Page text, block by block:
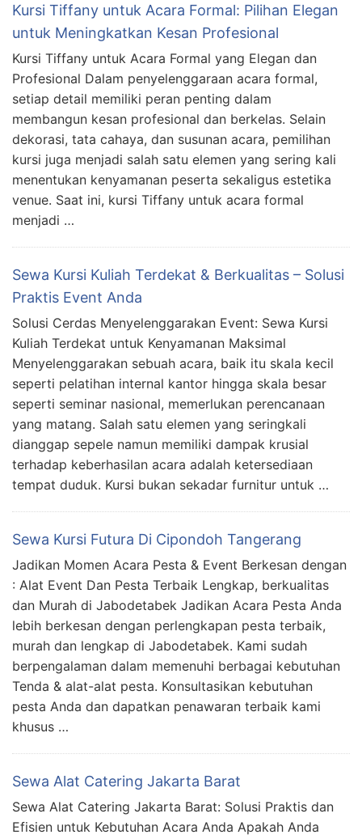
Kursi Tiffany untuk Acara Formal: Pilihan Elegan
untuk Meningkatkan Kesan Profesional
Kursi Tiffany untuk Acara Formal yang Elegan dan
Profesional Dalam penyelenggaraan acara formal,
setiap detail memiliki peran penting dalam
membangun kesan profesional dan berkelas. Selain
dekorasi, tata cahaya, dan susunan acara, pemilihan
kursi juga menjadi salah satu elemen yang sering kali
menentukan kenyamanan peserta sekaligus estetika
venue. Saat ini, kursi Tiffany untuk acara formal
menjadi …
Sewa Kursi Kuliah Terdekat & Berkualitas – Solusi
Praktis Event Anda
Solusi Cerdas Menyelenggarakan Event: Sewa Kursi
Kuliah Terdekat untuk Kenyamanan Maksimal
Menyelenggarakan sebuah acara, baik itu skala kecil
seperti pelatihan internal kantor hingga skala besar
seperti seminar nasional, memerlukan perencanaan
yang matang. Salah satu elemen yang seringkali
dianggap sepele namun memiliki dampak krusial
terhadap keberhasilan acara adalah ketersediaan
tempat duduk. Kursi bukan sekadar furnitur untuk …
Sewa Kursi Futura Di Cipondoh Tangerang
Jadikan Momen Acara Pesta & Event Berkesan dengan
: Alat Event Dan Pesta Terbaik Lengkap, berkualitas
dan Murah di Jabodetabek Jadikan Acara Pesta Anda
lebih berkesan dengan perlengkapan pesta terbaik,
murah dan lengkap di Jabodetabek. Kami sudah
berpengalaman dalam memenuhi berbagai kebutuhan
Tenda & alat-alat pesta. Konsultasikan kebutuhan
pesta Anda dan dapatkan penawaran terbaik kami
khusus …
Sewa Alat Catering Jakarta Barat
Sewa Alat Catering Jakarta Barat: Solusi Praktis dan
Efisien untuk Kebutuhan Acara Anda Apakah Anda